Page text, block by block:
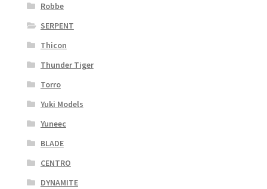
Robbe
SERPENT
Thicon
Thunder Tiger
Torro
Yuki Models
Yuneec
BLADE
CENTRO
DYNAMITE